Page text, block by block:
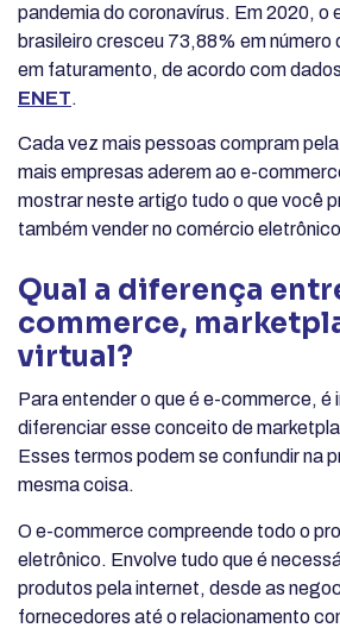
pandemia do coronavírus. Em 2020, o
brasileiro cresceu 73,88% em número
em faturamento, de acordo com
ENET.
Cada vez mais pessoas compram
mais empresas aderem ao e-
mostrar neste artigo tudo o que você
também vender no comércio
Qual a diferença
commerce,
virtual?
Para entender o que é e-commerce, é
diferenciar esse conceito de
Esses termos podem se confundir na
mesma coisa.
O e-commerce compreende todo o
eletrônico. Envolve tudo que é
produtos pela internet, desde as
fornecedores até o relacionamento